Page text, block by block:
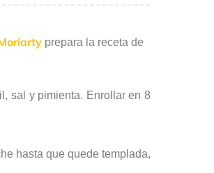
prepara la receta de
sal y pimienta. Enrollar en 8
hasta que quede templada,